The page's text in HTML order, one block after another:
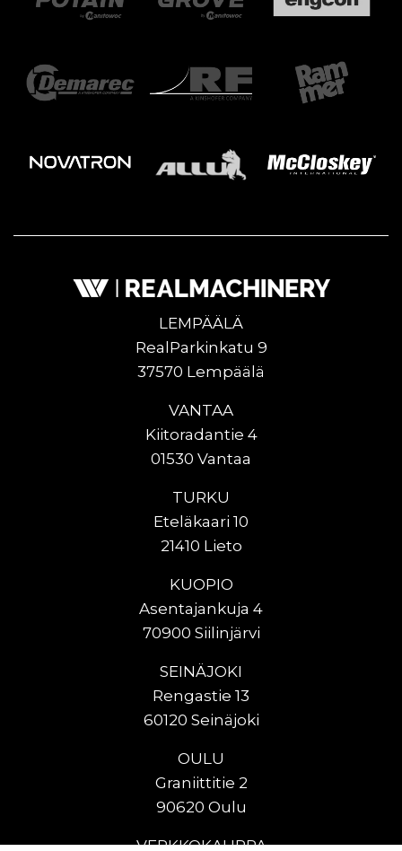
LEMPÄÄLÄ
RealParkinkatu 9
37570 Lempäälä
VANTAA
Kiitoradantie 4
01530 Vantaa
TURKU
Eteläkaari 10
21410 Lieto
KUOPIO
Asentajankuja 4
70900 Siilinjärvi
SEINÄJOKI
Rengastie 13
60120 Seinäjoki
OULU
Graniittitie 2
90620 Oulu
VERKKOKAUPPA